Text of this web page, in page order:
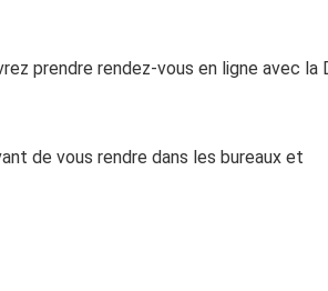
prendre rendez-vous en ligne avec la
de vous rendre dans les bureaux et